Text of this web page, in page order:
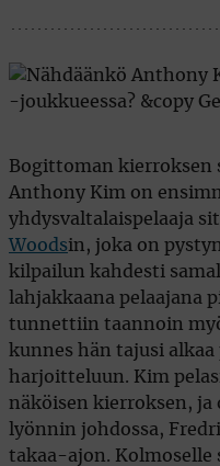
Bogittoman
Anthony Kim on
yhdysvaltalaispelaaja
Woodsin, joka on
kilpailun kahdesti
lahjakkaana pelaajana
tunnettiin taannoin
kunnes hän tajusi
harjoitteluun. Kim
näköisen kierroksen,
lyönnin johdossa,
takaa-ajon.